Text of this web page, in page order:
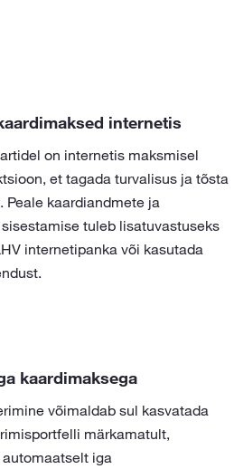
internetis
on internetis maksmisel
et tagada turvalisus ja tõsta
Peale kaardiandmete ja
tuleb lisatuvastuseks
internetipanka või kasutada
kaardimaksega
võimaldab sul kasvatada
märkamatult,
iga